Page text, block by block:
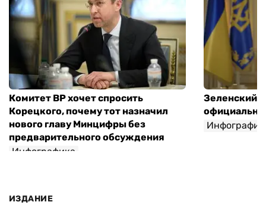
Комитет ВР хочет спросить
Корецкого, почему тот назначил
нового главу Минцифры без
предварительного обсуждения
Инфографика
Зеленский
ИЗДАНИЕ